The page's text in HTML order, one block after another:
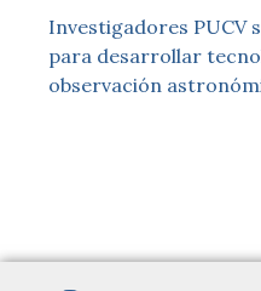
Investigadores PUCV
para desarrollar
observación